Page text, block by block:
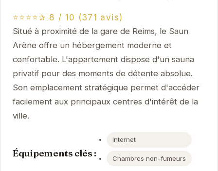
⭐⭐⭐⭐✰ 8 / 10 (371 avis)
Situé à proximité de la gare de Reims, le Saun
Arène offre un hébergement moderne et
confortable. L'appartement dispose d'un sauna
privatif pour des moments de détente absolue.
Son emplacement stratégique permet d'accéder
facilement aux principaux centres d'intérêt de la
ville.
Équipements clés :
Internet
Chambres non-fumeurs